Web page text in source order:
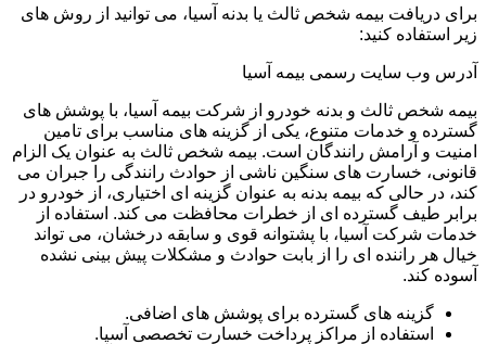
برای دریافت بیمه شخص ثالث یا بدنه آسیا، می توانید از روش های
زیر استفاده کنید:
آدرس وب سایت رسمی بیمه آسیا
بیمه شخص ثالث و بدنه خودرو از شرکت بیمه آسیا، با پوشش های
گسترده و خدمات متنوع، یکی از گزینه های مناسب برای تامین
امنیت و آرامش رانندگان است. بیمه شخص ثالث به عنوان یک الزام
قانونی، خسارت های سنگین ناشی از حوادث رانندگی را جبران می
کند، در حالی که بیمه بدنه به عنوان گزینه ای اختیاری، از خودرو در
برابر طیف گسترده ای از خطرات محافظت می کند. استفاده از
خدمات شرکت آسیا، با پشتوانه قوی و سابقه درخشان، می تواند
خیال هر راننده ای را از بابت حوادث و مشکلات پیش بینی نشده
آسوده کند.
گزینه های گسترده برای پوشش های اضافی.
استفاده از مراکز پرداخت خسارت تخصصی آسیا.